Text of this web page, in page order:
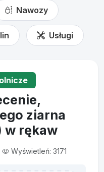
Nawozy
Usługi
ziarna
w rękaw
Wyświetleń: 3171